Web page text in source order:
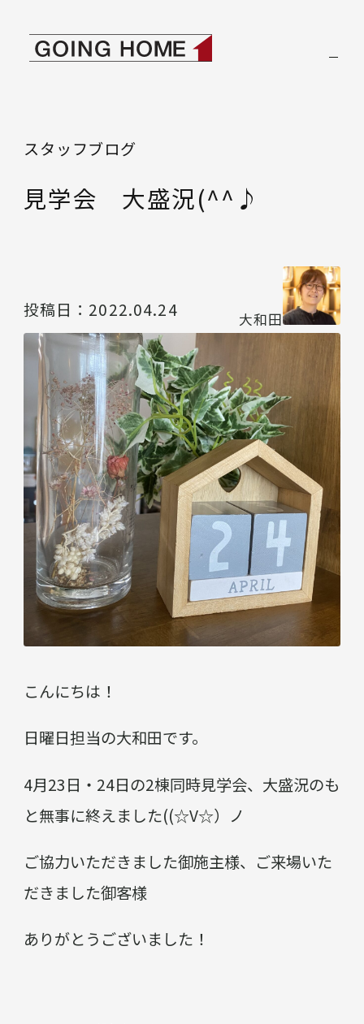
スタッフブログ
見学会 大盛況(^^♪
投稿日： 2022.04.24 大和田
こんにちは！
日曜日担当の大和田です。
4月23日・24日の2棟同時見学会、大盛況のも
と無事に終えました((☆V☆）ノ
ご協力いただきました御施主様、ご来場いた
だきました御客様
ありがとうございました！